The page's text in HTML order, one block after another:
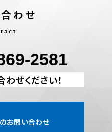
わせ
2581
せください！
お問い合わせ